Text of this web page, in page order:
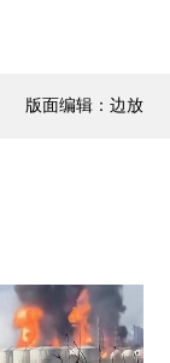
版面编辑：边放